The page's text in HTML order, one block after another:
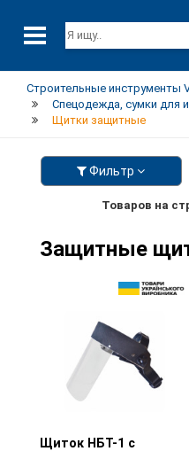
Строительные инструменты
Спецодежда, сумки для
Щитки защитные
Фильтр
Товаров на
Защитные
Просмотр товара
Щиток НБТ-1 с